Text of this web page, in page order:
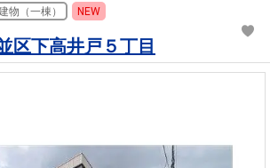
物（一棟） NEW
区下高井戸５丁目